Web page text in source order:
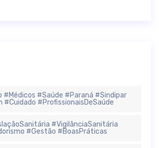
#Médicos #Saúde #Paraná #Sindipar
#Cuidado #ProfissionaisDeSaúde
#VigilânciaSanitária
#Gestão #BoasPráticas